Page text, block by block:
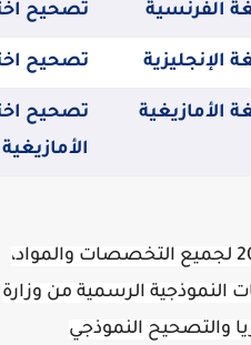
اختبار اللغة الفرنسية
اختبار اللغة الإنجليزية
اختبار اللغة
والمواد،
وزارة